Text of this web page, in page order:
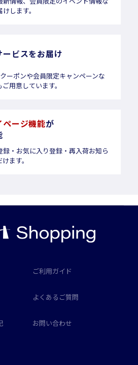
します。
ービスをお届け
ーポンや会員限定キャンペーンな
用意しています。
ページ機能が
・お気に入り登録・再入荷お知ら
ます。
ご利用ガイド
よくあるご質問
お問い合わせ